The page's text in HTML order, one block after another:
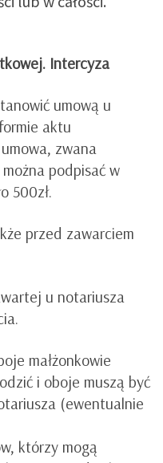
Intercyza
umową u
aktu
zwana
podpisać w
500zł.
przed zawarciem
u notariusza
małżonkowie
i oboje muszą być
(ewentualnie
którzy mogą